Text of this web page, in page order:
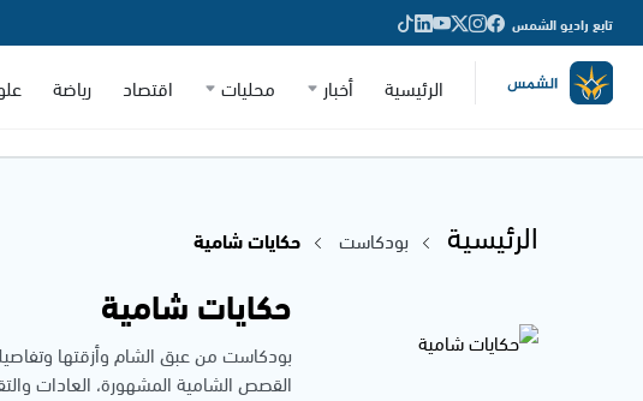
تابع راديو الشمس
الرئيسية أخبار محليات اقتصاد رياضة
الرئيسية بودكاست حكايات شامية
حكايات شامية
بودكاست من عبق الشام وأزقتها
القصص الشامية المشهورة، العادات